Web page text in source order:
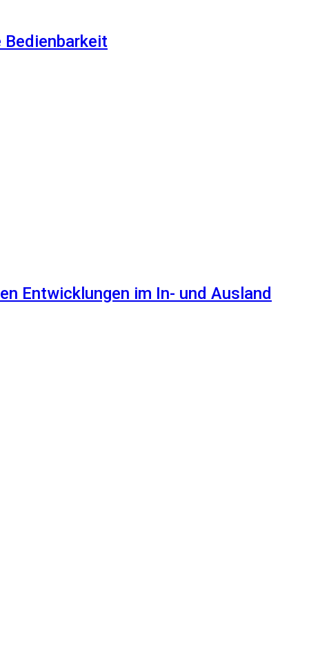
Entwicklungen im In- und Ausland